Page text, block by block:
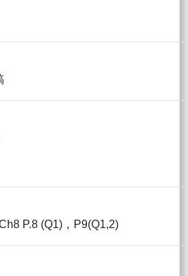
P.8 (Q1)，P9(Q1,2)